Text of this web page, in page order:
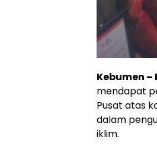
Kebumen
mendapat
Pusat atas
dalam
iklim.